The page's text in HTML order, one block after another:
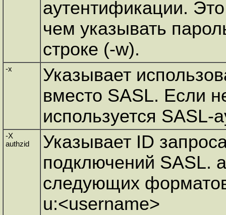
аутентификации.
чем указывать
строке (-w).
-x
Указывает
вместо SASL. Если
используется SASL-
-X
authzid
Указывает ID
подключений SASL.
следующих
u:<username>